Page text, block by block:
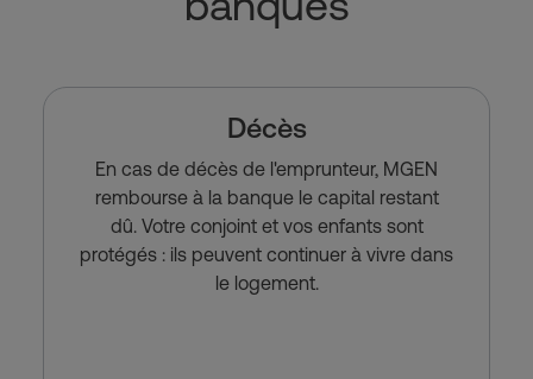
Décès
En cas de décès de l'emprunteur, MGEN
rembourse à la banque le capital restant
dû. Votre conjoint et vos enfants sont
protégés : ils peuvent continuer à vivre dans
le logement.